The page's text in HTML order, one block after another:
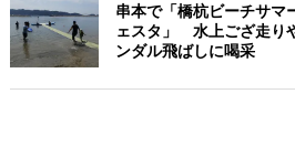
串本で「橋杭ビーチサマ
ェスタ」 水上ござ走り
ンダル飛ばしに喝采